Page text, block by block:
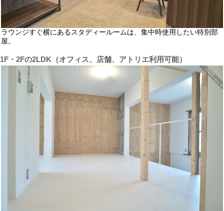
ラウンジすぐ横にあるスタディールームは、集中時使用したい特別部
屋。
1F・2Fの2LDK（オフィス、店舗、アトリエ利用可能）